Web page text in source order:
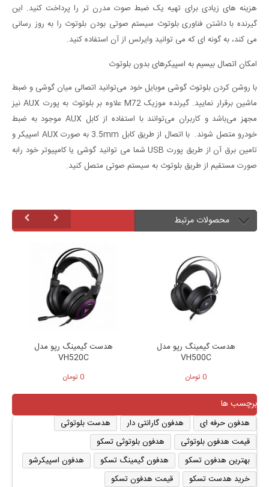
هزینه های زیادی برای تهیه یک ضبط صوت مدرن تر را پرداخت کنید. این
گیرنده با داشتن فناوری بلوتوث سیستم صوتی بودن بلوتوث را به روز رسانی
می کند، به گونه ای که می توانید وایرلس از آن استفاده کنید.
امکان اتصال بیسیم به اسپیکرهای بدون بلوتوث
با روشن کردن بلوتوث گوشی موبایل خود می‌توانید اتصالی میان گوشی و ضبط
ماشین برقرار نمایید. گیرنده موزیک M72 علاوه بر بلوتوث به پورت AUX نیز
مجهز می‌باشد و کاربران می‌توانند با استفاده از کابل AUX موجود به ضبط
خودرو متصل شوند. با اتصال از طریق کابل 3.5mm به صورت AUX اسپیکر و
تامین برق آن از طریق پورت USB شما می توانید گوشی یا کامپیوتر خود رابه
صورت مستقیم از طریق بلوتوث به سیستم صوتی متصل کنید.
محصولات مرتبط
هدست گیمینگ رپو مدل
VH520C
0 تومان
هدست گیمینگ رپو مدل
VH500C
0 تومان
برچسب ها
هدفون حرفه ای هدفون گارانتی دار
هدست بلوتوثی
قیمت هدفون بلوتوثی
هدفون بلوتوثی تسکو
بهترین هدفون تسکو
هدفون گیمینگ تسکو
هدفون اسپیکرشو
خرید هدست تسکو
قیمت هدفون تسکو